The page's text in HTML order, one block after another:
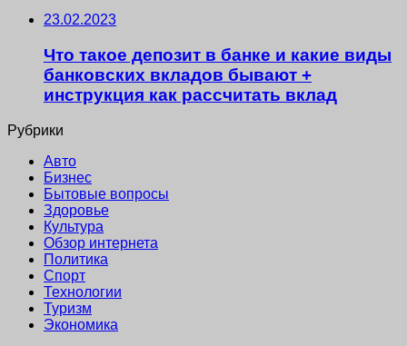
23.02.2023
Что такое депозит в банке и какие виды
банковских вкладов бывают +
инструкция как рассчитать вклад
Рубрики
Авто
Бизнес
Бытовые вопросы
Здоровье
Культура
Обзор интернета
Политика
Спорт
Технологии
Туризм
Экономика